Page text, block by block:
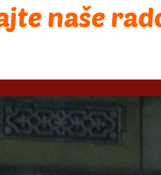
naše